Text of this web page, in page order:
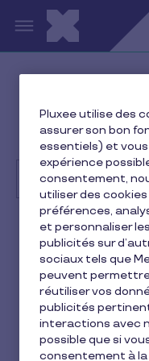
Aller au contenu
Premiers pas
Comment puis-je
Recherche
Consommateur
Comment
Carte
1 min de lecture
Pluxee utilise des
assurer son bon
essentiels) et
expérience
consentement,
utiliser des
préférences,
et personnaliser
publicités sur
sociaux tels que
peuvent
réutiliser vos
publicités
interactions avec
possible que si
consentement à